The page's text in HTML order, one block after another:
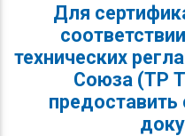
Для
технических
Союза (ТР